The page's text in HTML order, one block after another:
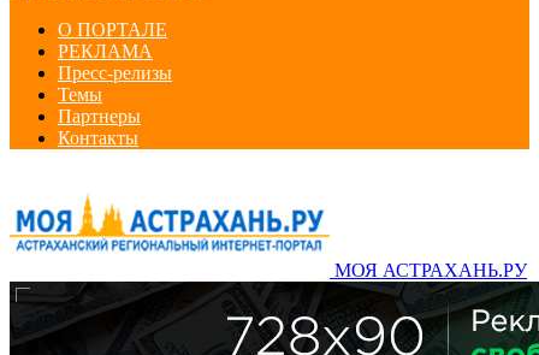
О ПОРТАЛЕ
РЕКЛАМА
Пресс-релизы
Темы
Партнеры
Контакты
МОЯ АСТРАХАНЬ.РУ